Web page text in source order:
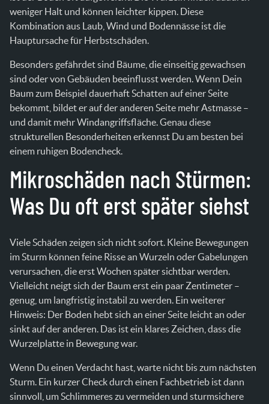
weniger Halt und können leichter kippen. Diese
Kombination aus Laub, Wind und Bodennässe ist die
Hauptursache für Herbstschäden.
Besonders gefährdet sind Bäume, die einseitig gewachsen
sind oder von Gebäuden beeinflusst werden. Wenn Dein
Baum zum Beispiel dauerhaft Schatten auf einer Seite
bekommt, bildet er auf der anderen Seite mehr Astmasse –
und damit mehr Windangriffsfläche. Genau diese
strukturellen Besonderheiten erkennst Du am besten bei
einem ruhigen Bodencheck.
Mikroschäden nach Stürmen:
Was Du oft erst später siehst
Viele Schäden zeigen sich nicht sofort. Kleine Bewegungen
im Sturm können feine Risse an Wurzeln oder Gabelungen
verursachen, die erst Wochen später sichtbar werden.
Vielleicht neigt sich der Baum erst ein paar Zentimeter –
genug, um langfristig instabil zu werden. Ein weiterer
Hinweis: Der Boden hebt sich an einer Seite leicht an oder
sinkt auf der anderen. Das ist ein klares Zeichen, dass die
Wurzelplatte in Bewegung war.
Wenn Du einen Verdacht hast, warte nicht bis zum nächsten
Sturm. Ein kurzer Check durch einen Fachbetrieb ist dann
sinnvoll, um Schlimmeres zu vermeiden und sturmsichere